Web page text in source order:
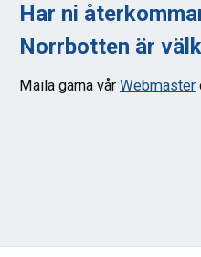
Har ni
Norrbotten är
Maila gärna vår Webmaster